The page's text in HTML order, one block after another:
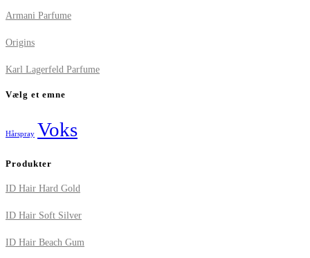
Armani Parfume
Origins
Karl Lagerfeld Parfume
Vælg et emne
Hårspray Voks
Produkter
ID Hair Hard Gold
ID Hair Soft Silver
ID Hair Beach Gum